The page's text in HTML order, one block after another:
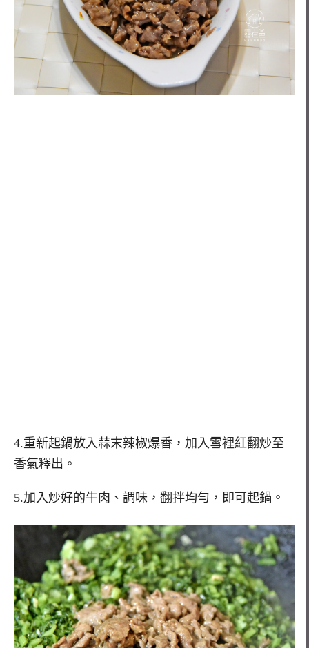
4.重新起鍋放入蒜末辣椒爆香，加入雪裡紅翻炒至
香氣釋出。
5.加入炒好的牛肉、調味，翻拌均勻，即可起鍋。